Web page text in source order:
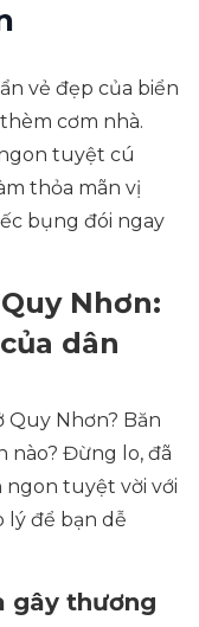
vẻ đẹp của biển
cơm nhà.
tuyệt cú
thỏa mãn vị
bụng đói ngay
Nhơn:
dân
Quy Nhơn? Băn
nào? Đừng lo, đã
ngon tuyệt vời với
lý để bạn dễ
gây thương